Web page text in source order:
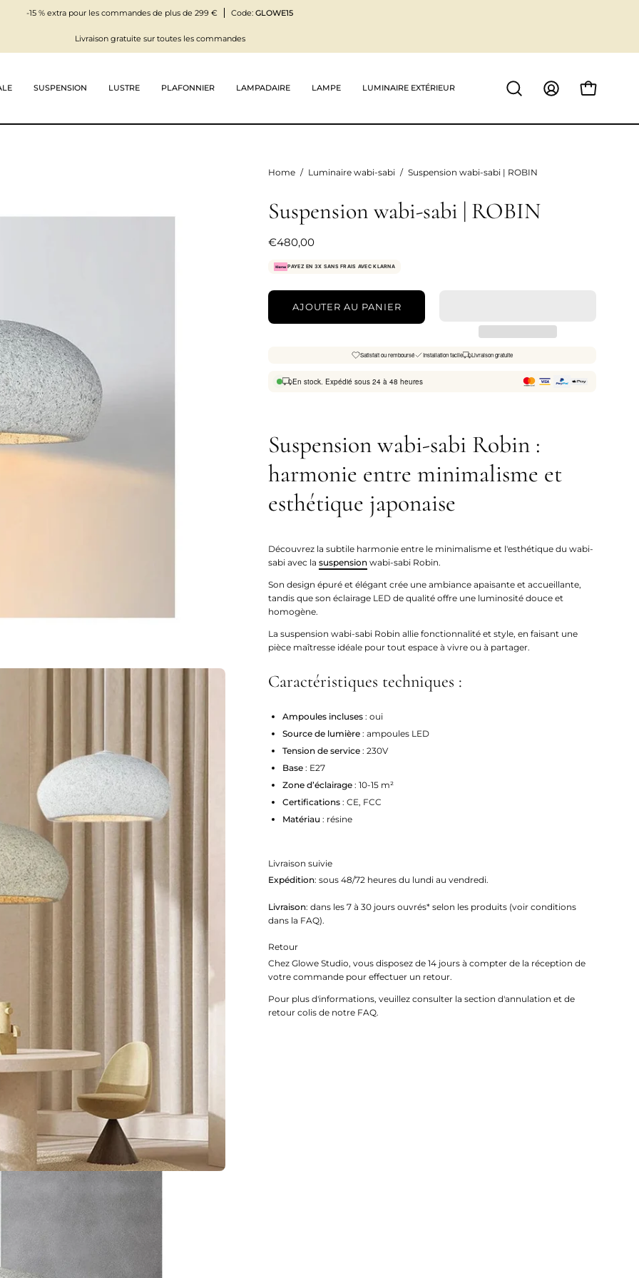
-15 % extra pour les commandes de plus de 299 € Code:GLOWE15
Livraison gratuite sur toutes les commandes
SUSPENSION LUSTRE PLAFONNIER LAMPADAIRE LAMPE LUMINAIRE EXTÉRIEUR
Ouvrir
MON
OUVRIR LE
Home / Luminaire wabi-sabi / Suspension wabi-sabi | ROBIN
Suspension wabi-sabi | ROBIN
€480,00
PAYEZ EN 3X SANS FRAIS AVEC KLARNA
AJOUTER AU PANIER
Satisfait ou remboursé Installation facile Livraison gratuite
En stock. Expédié sous 24 à 48 heures
Suspension wabi-sabi Robin :
harmonie entre minimalisme et
esthétique japonaise
Découvrez la subtile harmonie entre le minimalisme et l'esthétique du wabi-
sabi avec lasuspension wabi-sabi Robin.
Son design épuré et élégant crée une ambiance apaisante et accueillante,
tandis que son éclairage LED de qualité offre une luminosité douce et
homogène.
La suspension wabi-sabi Robin allie fonctionnalité et style, en faisant une
pièce maîtresse idéale pour tout espace à vivre ou à partager.
Caractéristiques techniques :
Ampoules incluses : oui
Source de lumière : ampoules LED
Tension de service : 230V
Base : E27
Zone d’éclairage : 10-15 m²
Certifications : CE, FCC
Matériau : résine
Livraison suivie
Expédition: sous 48/72 heures du lundi au vendredi.
Livraison: dans les 7 à 30 jours ouvrés* selon les produits (voir conditions
dans la FAQ).
Retour
Chez Glowe Studio, vous disposez de 14 jours à compter de la réception de
votre commande pour effectuer un retour.
Pour plus d'informations, veuillez consulter la section d'annulation et de
retour colis de notre FAQ.